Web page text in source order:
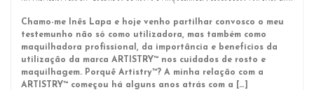
Chamo-me Inês Lapa e hoje venho partilhar convosco o meu
testemunho não só como utilizadora, mas também como
maquilhadora profissional, da importância e benefícios da
utilização da marca ARTISTRY™ nos cuidados de rosto e
maquilhagem. Porquê Artistry™? A minha relação com a
ARTISTRY™ começou há alguns anos atrás com a […]